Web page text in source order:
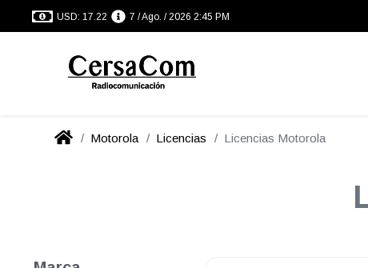
USD: 17.22 7 / Ago. / 2026 2:45 PM
Motorola Licencias Licencias Motorola